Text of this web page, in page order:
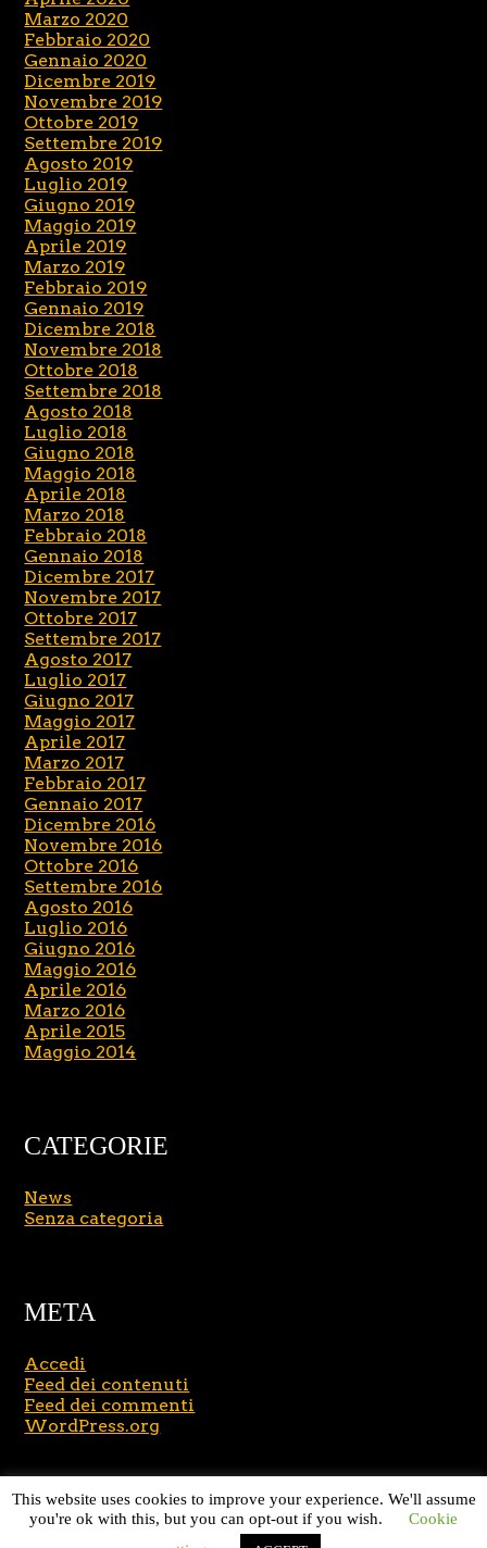
Marzo 2020
Febbraio 2020
Gennaio 2020
Dicembre 2019
Novembre 2019
Ottobre 2019
Settembre 2019
Agosto 2019
Luglio 2019
Giugno 2019
Maggio 2019
Aprile 2019
Marzo 2019
Febbraio 2019
Gennaio 2019
Dicembre 2018
Novembre 2018
Ottobre 2018
Settembre 2018
Agosto 2018
Luglio 2018
Giugno 2018
Maggio 2018
Aprile 2018
Marzo 2018
Febbraio 2018
Gennaio 2018
Dicembre 2017
Novembre 2017
Ottobre 2017
Settembre 2017
Agosto 2017
Luglio 2017
Giugno 2017
Maggio 2017
Aprile 2017
Marzo 2017
Febbraio 2017
Gennaio 2017
Dicembre 2016
Novembre 2016
Ottobre 2016
Settembre 2016
Agosto 2016
Luglio 2016
Giugno 2016
Maggio 2016
Aprile 2016
Marzo 2016
Aprile 2015
Maggio 2014
CATEGORIE
News
Senza categoria
META
Accedi
Feed dei contenuti
Feed dei commenti
WordPress.org
Copyright © 2026 Massimo Brusasco
. All Rights
Reserved.Journal Lite by Slocum Studio
This website uses cookies to improve your experience. We'll assume
you're ok with this, but you can opt-out if you wish.
Cookie